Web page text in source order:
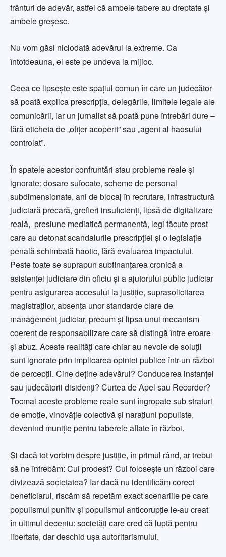
frânturi de adevăr, astfel că ambele tabere au dreptate și
ambele greșesc.
Nu vom găsi niciodată adevărul la extreme. Ca
întotdeauna, el este pe undeva la mijloc.
Ceea ce lipsește este spațiul comun în care un judecător
să poată explica prescripția, delegările, limitele legale ale
comunicării, iar un jurnalist să poată pune întrebări dure –
fără eticheta de „ofițer acoperit” sau „agent al haosului
controlat”.
În spatele acestor confruntări stau probleme reale și
ignorate: dosare sufocate, scheme de personal
subdimensionate, ani de blocaj în recrutare, infrastructură
judiciară precară, grefieri insuficienți, lipsă de digitalizare
reală, presiune mediatică permanentă, legi făcute prost
care au detonat scandalurile prescripției și o legislație
penală schimbată haotic, fără evaluarea impactului.
Peste toate se suprapun subfinanțarea cronică a
asistenței judiciare din oficiu și a ajutorului public judiciar
pentru asigurarea accesului la justiție, suprasolicitarea
magistraților, absența unor standarde clare de
management judiciar, precum și lipsa unui mecanism
coerent de responsabilizare care să distingă între eroare
și abuz. Aceste realități care chiar au nevoie de soluții
sunt ignorate prin implicarea opiniei publice într-un război
de percepții. Cine deține adevărul? Conducerea instanței
sau judecătorii disidenți? Curtea de Apel sau Recorder?
Tocmai aceste probleme reale sunt îngropate sub straturi
de emoție, vinovăție colectivă și narațiuni populiste,
devenind muniție pentru taberele aflate în război.
Și dacă tot vorbim despre justiție, în primul rând, ar trebui
să ne întrebăm: Cui prodest? Cui folosește un război care
divizează societatea? Iar dacă nu identificăm corect
beneficiarul, riscăm să repetăm exact scenariile pe care
populismul punitiv și populismul anticorupție le-au creat
în ultimul deceniu: societăți care cred că luptă pentru
libertate, dar deschid ușa autoritarismului.